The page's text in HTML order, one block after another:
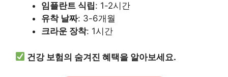
임플란트 식립: 1-2시간
유착 날짜: 3-6개월
크라운 장착: 1시간
건강 보험의 숨겨진 혜택을 알아보세요.